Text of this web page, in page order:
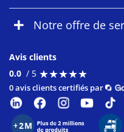
Notre offre de
Avis clients
0.0 / 5 ★★★★★
★★★★★
0 avis clients certifiés par